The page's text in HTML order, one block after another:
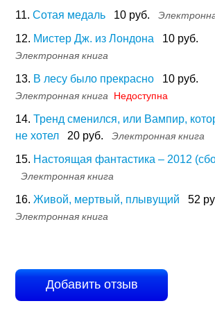
11. Сотая медаль 10 руб.
12. Мистер Дж. из Лондона 10 руб.
Электронная книга
13. В лесу было прекрасно 10 руб.
Электронная книга Недоступна
14. Тренд сменился, или Вампир,
не хотел
20 руб. Электронная книга
15. Настоящая фантастика – 2012
Электронная книга
16. Живой, мертвый, плывущий 52
Электронная книга
Добавить отзыв